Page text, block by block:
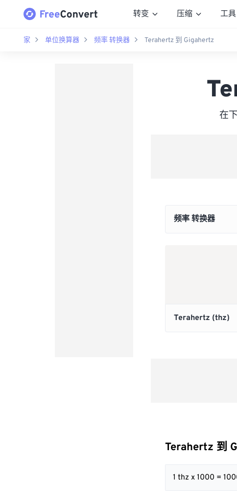
转变 压缩 工具
家 单位换算器 频率 转换器 Terahertz 到 Gigahertz
在
Terahertz 到
1 thz x 1000 =